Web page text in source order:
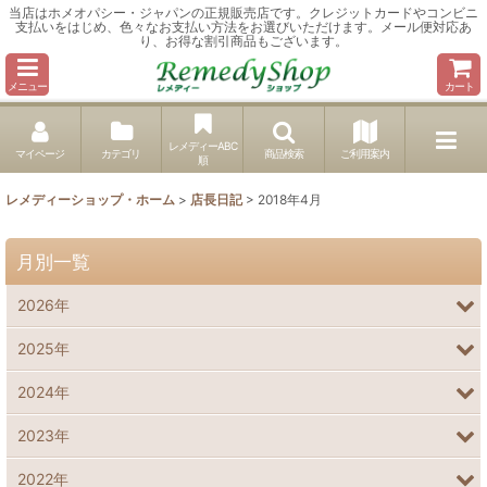
当店はホメオパシー・ジャパンの正規販売店です。クレジットカードやコンビニ
支払いをはじめ、色々なお支払い方法をお選びいただけます。メール便対応あ
り、お得な割引商品もございます。
メニュー カート
マイページ カテゴリ
レメディーABC
順
商品検索 ご利用案内
レメディーショップ・ホーム > 店長日記 > 2018年4月
月別一覧
2026年
2025年
2024年
2023年
2022年